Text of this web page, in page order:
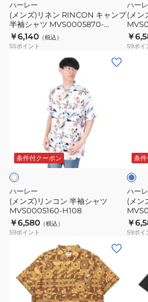
ャ
ツ
MVS0005570-
H3012
ャ
ツ
H715
プ
半
袖
MVS0005870-
ハーレー
(メンズ)リネン RINCON キャンプ
半袖シャツ MVS0005870-
H3018
￥6,140 （税込）
55ポイント
ャ
ツ
ハー
(メン
￥
59ポイ
半
袖
シ
ャ
ツ
MVS0005160-
条件付クーポン
ハーレー
(メンズ)リンコン 半袖シャツ
MVS0005160-H108
￥6,580 （税込）
59ポイント
半
袖
シ
ャ
ツ
条
ラ
イ
ト
ブ
ー ハー
(メン
￥
59ポイ
ズ)
ズ